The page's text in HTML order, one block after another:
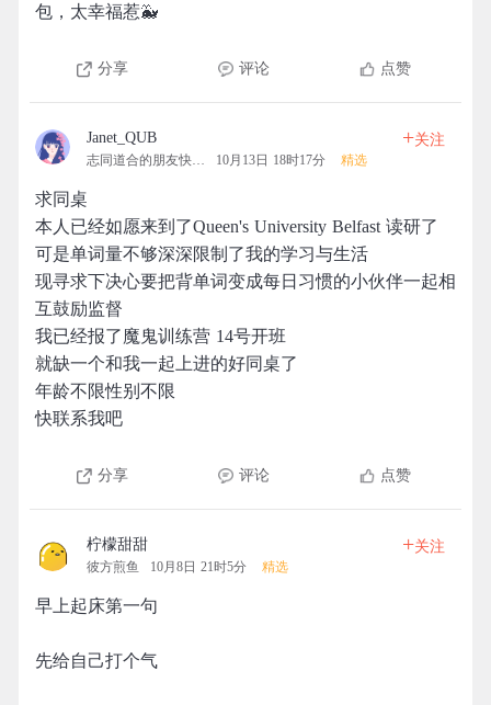
包，太幸福惹🐳
分享 评论 点赞
Janet_QUB
志同道合的朋友快上车 10月13日 18时17分 精选
+关注
求同桌
本人已经如愿来到了Queen's University Belfast 读研了
可是单词量不够深深限制了我的学习与生活
现寻求下决心要把背单词变成每日习惯的小伙伴一起相
互鼓励监督
我已经报了魔鬼训练营 14号开班
就缺一个和我一起上进的好同桌了
年龄不限性别不限
快联系我吧
分享 评论 点赞
柠檬甜甜
彼方煎鱼 10月8日 21时5分 精选
+关注
早上起床第一句
先给自己打个气